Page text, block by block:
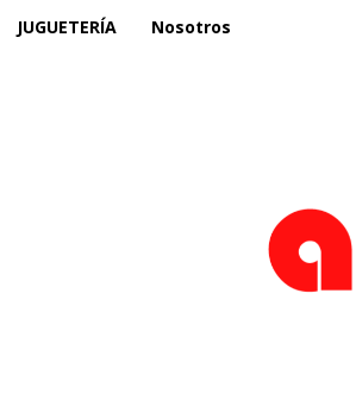
JUGUETERÍA Nosotros